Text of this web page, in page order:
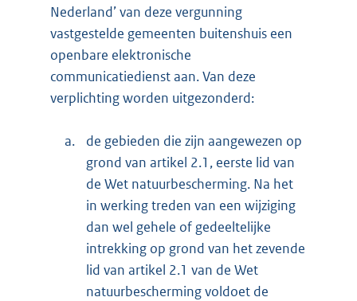
Nederland’ van deze vergunning
vastgestelde gemeenten buitenshuis een
openbare elektronische
communicatiedienst aan. Van deze
verplichting worden uitgezonderd:
a.
de gebieden die zijn aangewezen op
grond van artikel 2.1, eerste lid van
de Wet natuurbescherming. Na het
in werking treden van een wijziging
dan wel gehele of gedeeltelijke
intrekking op grond van het zevende
lid van artikel 2.1 van de Wet
natuurbescherming voldoet de